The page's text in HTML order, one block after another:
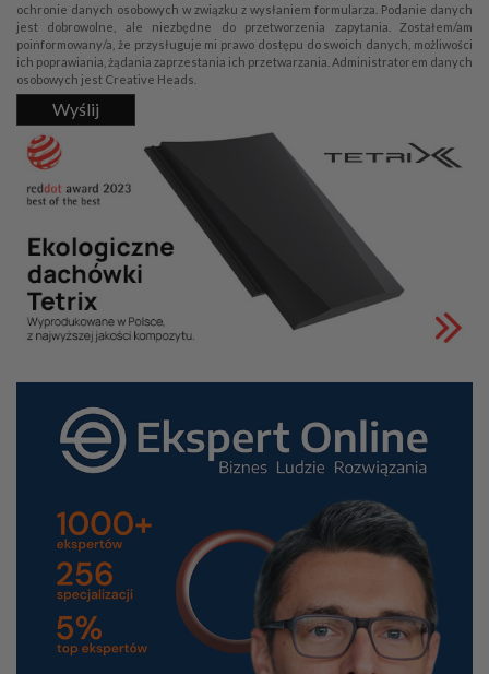
ochronie danych osobowych w związku z wysłaniem formularza. Podanie danych
jest dobrowolne, ale niezbędne do przetworzenia zapytania. Zostałem/am
poinformowany/a, że przysługuje mi prawo dostępu do swoich danych, możliwości
ich poprawiania, żądania zaprzestania ich przetwarzania. Administratorem danych
osobowych jest Creative Heads.
Wyślij